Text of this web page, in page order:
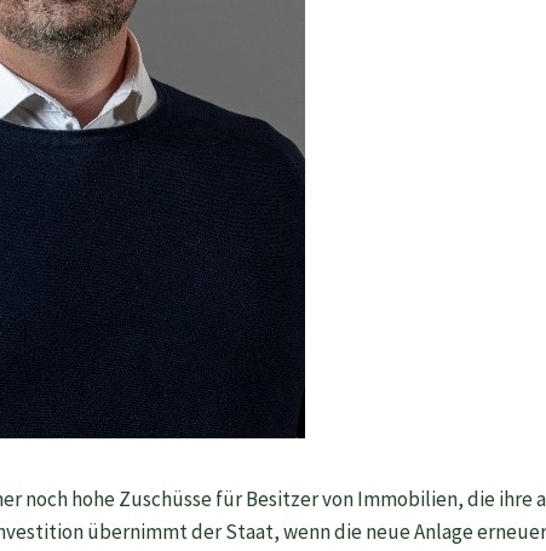
noch hohe Zuschüsse für Besitzer von Immobilien, die ihre
übernimmt der Staat, wenn die neue Anlage